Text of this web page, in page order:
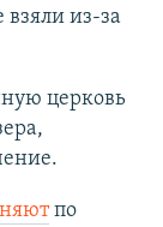
взяли из-за
церковь
по